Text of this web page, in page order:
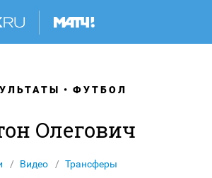
ФУТБОЛ
Олегович
Видео Трансферы